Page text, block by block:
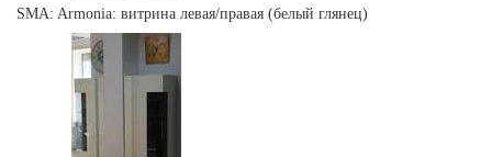
SMA: Armonia: витрина левая/правая (белый глянец)